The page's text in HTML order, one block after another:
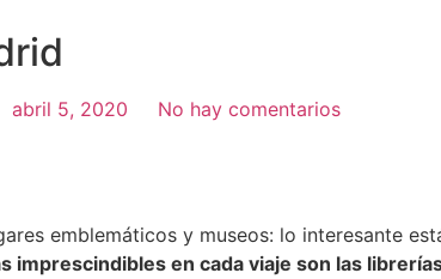
abril 5, 2020 No hay comentarios
emblemáticos y museos: lo interesante
imprescindibles en cada viaje son las